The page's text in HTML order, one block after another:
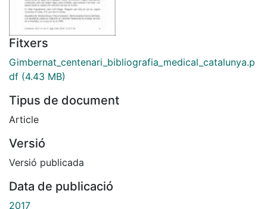
Fitxers
Gimbernat_centenari_bibliografia_medical_catalunya.p
df (4.43 MB)
Tipus de document
Article
Versió
Versió publicada
Data de publicació
2017